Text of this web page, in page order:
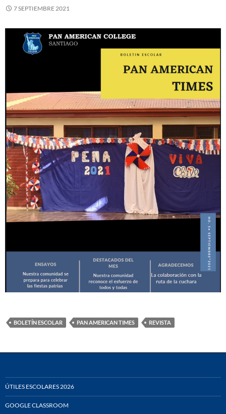
7 SEPTIEMBRE 2021
BOLETÍN ESCOLAR PAN AMERICAN TIMES REVISTA
ÚTILES ESCOLARES 2026
GOOGLE CLASSROOM